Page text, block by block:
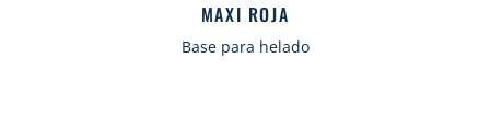
MAXI ROJA
Base para helado